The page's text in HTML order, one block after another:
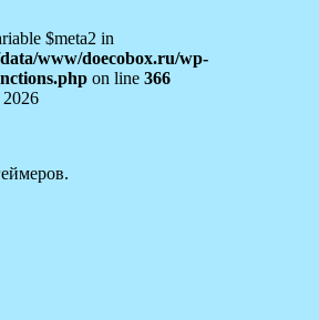
$meta2 in
www/doecobox.ru/wp-
on line 366